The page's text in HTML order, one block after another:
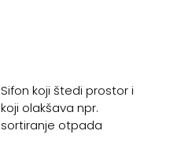
Sifon koji štedi prostor i
koji olakšava npr.
sortiranje otpada